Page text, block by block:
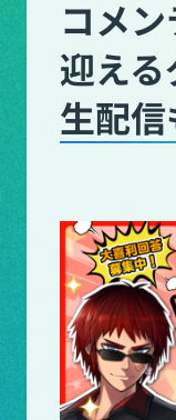
コメ
迎え
生配信